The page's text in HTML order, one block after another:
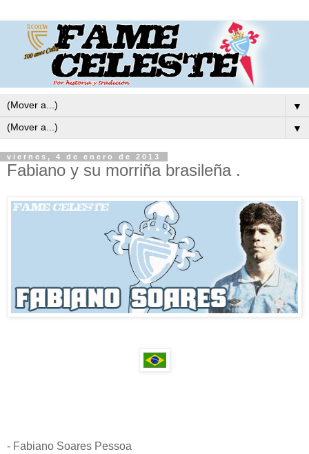
▼
▼
viernes, 4 de enero de 2013
Fabiano y su morriña brasileña .
- Fabiano Soares Pessoa